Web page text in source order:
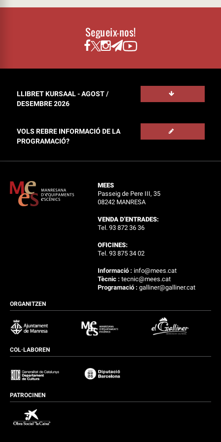
Segueix-nos!
LLIBRET KURSAAL - AGOST /
DESEMBRE 2026
VOLS REBRE INFORMACIÓ DE LA
PROGRAMACIÓ?
MEES
Passeig de Pere III, 35
08242 MANRESA
VENDA D’ENTRADES:
Tel. 93 872 36 36
OFICINES:
Tel. 93 875 34 02
Informació : info@mees.cat
Tècnic :tecnic@mees.cat
Programació :galliner@galliner.cat
ORGANITZEN
COL·LABOREN
PATROCINEN